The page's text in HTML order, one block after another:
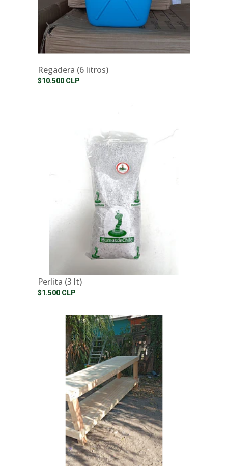
Regadera (6 litros)
$10.500 CLP
Perlita (3 lt)
$1.500 CLP